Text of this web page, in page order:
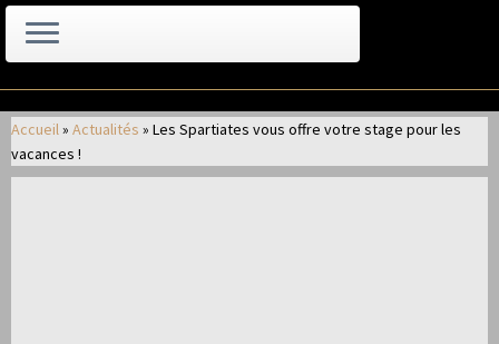
au
contenu
Accueil» Actualités » Les Spartiates vous offre votre stage pour les
vacances !